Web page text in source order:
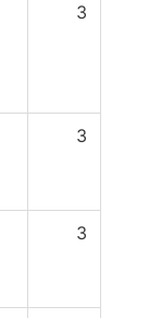
3
3
3